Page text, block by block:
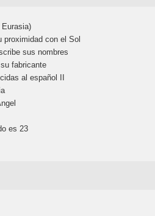
proximidad con el Sol
sus nombres
fabricante
al español II
es 23